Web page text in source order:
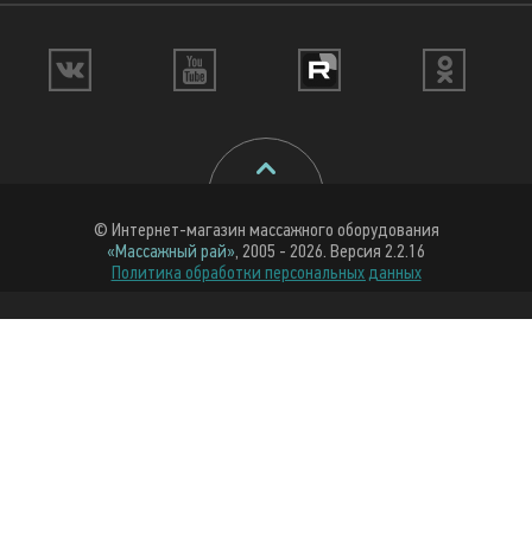
© Интернет-магазин массажного оборудования
«Массажный рай», 2005 - 2026. Версия 2.2.16
Политика обработки персональных данных